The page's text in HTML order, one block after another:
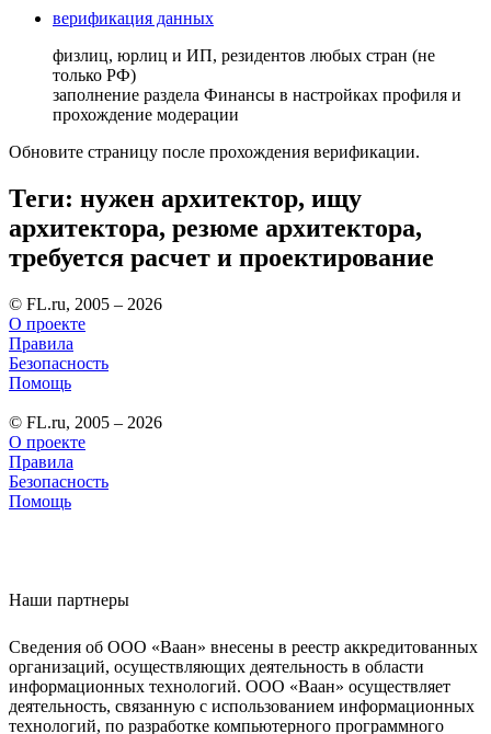
верификация данных
физлиц, юрлиц и ИП, резидентов любых стран (не
только РФ)
заполнение раздела Финансы в настройках профиля и
прохождение модерации
Обновите страницу после прохождения верификации.
Теги: нужен архитектор, ищу
архитектора, резюме архитектора,
требуется расчет и проектирование
© FL.ru, 2005 – 2026
О проекте
Правила
Безопасность
Помощь
© FL.ru, 2005 – 2026
О проекте
Правила
Безопасность
Помощь
Наши партнеры
Сведения об ООО «Ваан» внесены в реестр аккредитованных
организаций, осуществляющих деятельность в области
информационных технологий. ООО «Ваан» осуществляет
деятельность, связанную с использованием информационных
технологий, по разработке компьютерного программного